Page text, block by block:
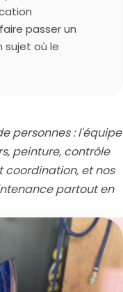
passer un
sujet où le
personnes : l'équipe
peinture, contrôle
et nos
partout en